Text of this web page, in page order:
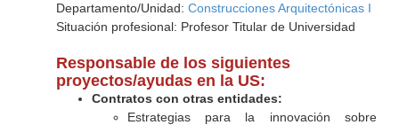
Departamento/Unidad: Construcciones Arquitectónicas I
Situación profesional: Profesor Titular de Universidad
Responsable de los siguientes
proyectos/ayudas en la US:
Contratos con otras entidades:
Estrategias para la innovación sobre